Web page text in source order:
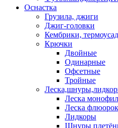
Оснастка
Грузила, джиги
Джиг-головки
Кембрики,
Крючки
Двойные
Одинарные
Офсетные
Тройные
Леска
Леска
Лидкоры
Шнуры